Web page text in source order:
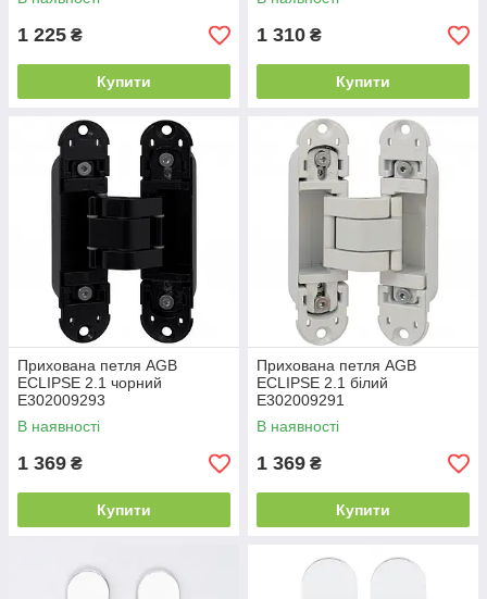
1 225 ₴
Купити
1 310 ₴
Купити
Прихована петля AGB
ECLIPSE 2.1 чорний
E302009293
В наявності
1 369 ₴
Купити
Прихована петля AGB
ECLIPSE 2.1 білий
E302009291
В наявності
1 369 ₴
Купити